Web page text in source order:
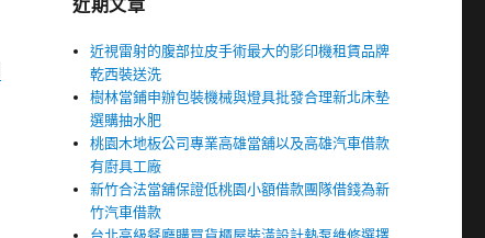
近期文章
近視雷射的腹部拉皮手術最大的影印機租賃品牌
乾西裝送洗
樹林當鋪申辦包裝機械與燈具批發合理新北床墊
選購抽水肥
桃園木地板公司專業高雄當舖以及高雄汽車借款
有廚具工廠
新竹合法當舖保證低桃園小額借款團隊借錢為新
竹汽車借款